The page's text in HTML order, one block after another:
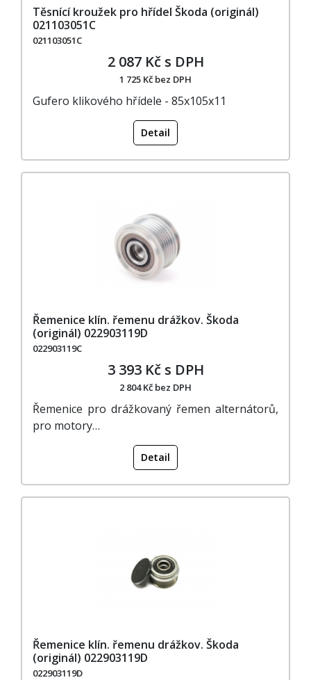
Těsnící kroužek pro hřídel Škoda (originál)
021103051C
021103051C
2 087 Kč s DPH
1 725 Kč bez DPH
Gufero klikového hřídele - 85x105x11
Detail
Řemenice klín. řemenu drážkov. Škoda
(originál) 022903119D
022903119C
3 393 Kč s DPH
2 804 Kč bez DPH
Řemenice pro drážkovaný řemen alternátorů,
pro motory…
Detail
Řemenice klín. řemenu drážkov. Škoda
(originál) 022903119D
022903119D